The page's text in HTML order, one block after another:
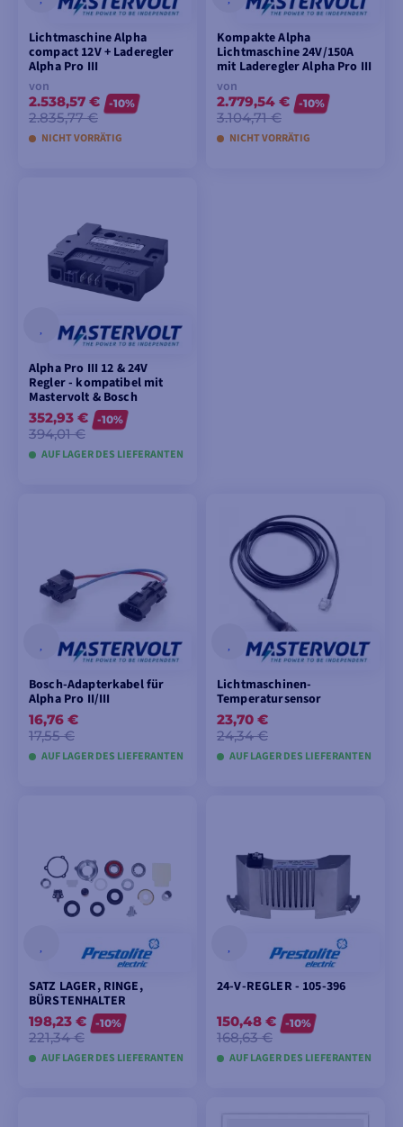
Lichtmaschine Alpha
compact 12V + Laderegler
Alpha Pro III
von
2.538,57 €
2.835,77 €
-10%
NICHT VORRÄTIG
Kompakte Alpha
Lichtmaschine 24V/150A
mit Laderegler Alpha Pro III
von
2.779,54 €
3.104,71 €
-10%
NICHT VORRÄTIG
Alpha Pro III 12 & 24V
Regler - kompatibel mit
Mastervolt & Bosch
352,93 €
394,01 €
-10%
AUF LAGER DES LIEFERANTEN
Bosch-Adapterkabel für
Alpha Pro II/III
16,76 €
17,55 €
AUF LAGER DES LIEFERANTEN
LEGEN
Lichtmaschinen-
Temperatursensor
23,70 €
24,34 €
AUF LAGER DES LIEFERANTEN
LEGEN
SATZ LAGER, RINGE,
BÜRSTENHALTER
198,23 €
221,34 €
-10%
AUF LAGER DES LIEFERANTEN
24-V-REGLER - 105-396
150,48 €
168,63 €
-10%
AUF LAGER DES LIEFERANTEN